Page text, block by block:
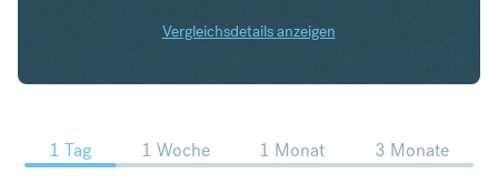
Vergleichsdetails anzeigen
PLN in IDR Trends
1 Tag 1 Woche 1 Monat 3 Monate